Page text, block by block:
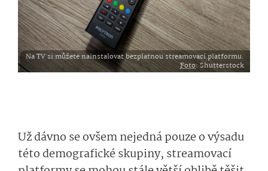
Na TV si můžete nainstalovat bezplatnou streamovací platformu.
Foto: Shutterstock
Už dávno se ovšem nejedná pouze o výsadu
této demografické skupiny, streamovací